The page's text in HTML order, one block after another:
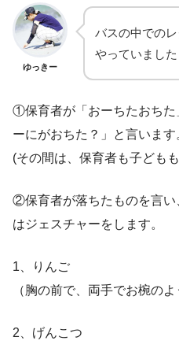
ゆっきー
バスの中での
やっていまし
①保育者が「おーちたおちた
ーにがおちた？」と言います
(その間は、保育者も子ども
②保育者が落ちたものを言い
はジェスチャーをします。
1、りんご
（胸の前で、両手でお椀の
2、げんこつ